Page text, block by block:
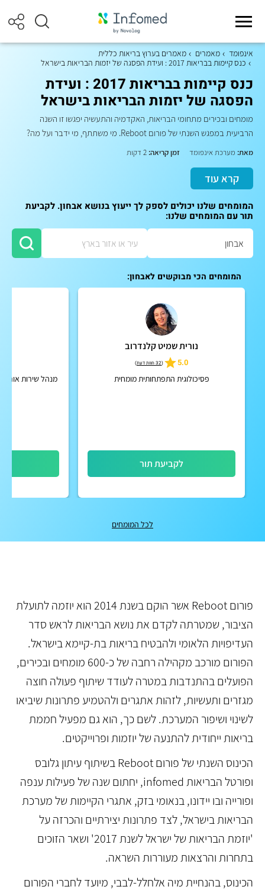
אינפומד מאמרים
מאמרים בערוץ בריאות כללית
כנס קיימות בבריאות 2017 : ועידת הפסגה של יזמות הבריאות בישראל
כנס קיימות בבריאות 2017 : ועידת
הפסגה של יזמות הבריאות בישראל
מומחים ובכירים מתחומי הבריאות, האקדמיה והתעשיה יפגשו זו השנה
הרביעית במפגש השנתי של פורום Reboot. מי משתתף, מי ידבר ועל מה?
מאת: מערכת אינפומד זמן קריאה:
קרא עוד
המומחים שלנו יכולים לספק לך ייעוץ בנושא אבחון. לקביעת
תור עם המומחים שלנו:
המומחים הכי מבוקשים לאבחון:
נורית שמיט קלנדרוב
5.0
(32 חוות דעת )
פסיכולוגית התפתחותית מומחית
לקביעת תור
מנהל שירות
לכל המומחים
פורום Reboot אשר הוקם בשנת 2014 הוא יוזמה לתועלת
הציבור, שמטרתה לקדם את נושא הבריאות לראש סדר
העדיפויות הלאומי ולהבטיח בריאות בת-קיימא בישראל.
הפורום מורכב מקהילה רחבה של כ-600 מומחים ובכירים,
הפועלים בהתנדבות במטרה לעודד שיתוף פעולה חוצה
מגזרים ותעשיות, לזהות אתגרים ולהטמיע פתרונות שיביאו
לשינוי ושיפור המערכת. לשם כך, הוא גם מפעיל חממת
בריאות ייחודית להתנעה של יוזמות ופרוייקטים.
הכינוס השנתי של פורום Reboot בשיתוף עיתון גלובס
ופורטל הבריאות infomed, יחתום שנה של פעילות ענפה
ופורייה ובו יידונו, בנאומי בזק, אתגרי הקיימות של מערכת
הבריאות בישראל, לצד פתרונות יצירתיים והכרזה על
'יוזמת הבריאות של ישראל לשנת 2017' ושאר הזוכים
בתחרות והרצאות מעוררות השראה.
הכינוס, בהנחיית מיה אלחלל-לבבי, מיועד לחברי הפורום